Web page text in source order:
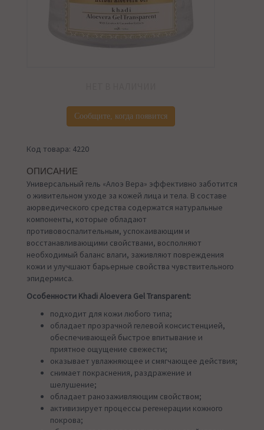
Сообщите, когда появится
Код товара: 4220
ОПИСАНИЕ
Универсальный гель «Алоэ Вера» эффективно заботится
о живительном уходе за кожей лица и тела. В составе
аюрведического средства содержатся натуральные
компоненты, которые обладают
противовоспалительным, успокаивающим и
восстанавливающими свойствами, восполняют
необходимый баланс влаги, заживляют повреждения
кожи и улучшают барьерные свойства чувствительного
эпидермиса.
Особенности Khadi Aloevera Gel Transparent:
подходит для кожи любого типа;
обладает прозрачной гелевой консистенцией,
обеспечивающей быстрое впитывание и
приятное ощущение свежести;
оказывает увлажняющее и смягчающее действия;
снимает покраснения, раздражение и
шелушение;
обладает ранозаживляющим свойством;
активизирует процессы регенерации кожного
покрова;